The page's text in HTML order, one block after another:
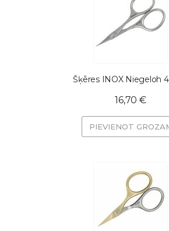
Šķēres INOX Niegeloh
16,70 €
PIEVIENOT